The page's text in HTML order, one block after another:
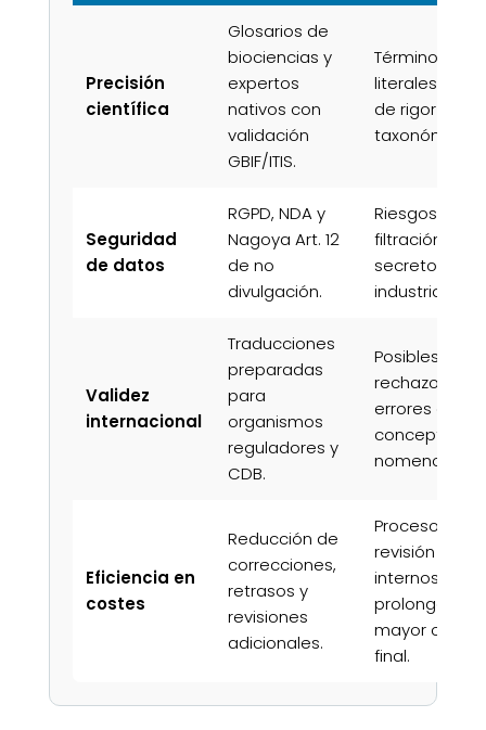
Precisión
científica
Glosarios de
biociencias y
expertos
nativos con
validación
GBIF/ITIS.
Términos
literales y
de rigor
taxonómico.
Seguridad
de datos
RGPD, NDA y
Nagoya Art. 12
de no
divulgación.
Riesgos de
filtración de
secretos
industriales.
Validez
internacional
Traducciones
preparadas
para
organismos
reguladores y
CDB.
Posibles
rechazos por
errores de
concepto o
Eficiencia en
costes
Reducción de
correcciones,
retrasos y
revisiones
adicionales.
Procesos de
revisión
internos
prolongados
mayor coste
final.